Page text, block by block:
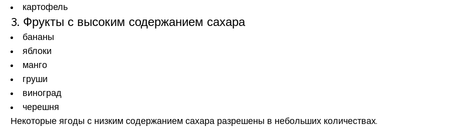
картофель
3. Фрукты с высоким содержанием сахара
бананы
яблоки
манго
груши
виноград
черешня
Некоторые ягоды с низким содержанием сахара разрешены в небольших количествах.